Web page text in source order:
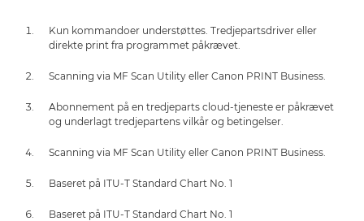
Kun kommandoer understøttes. Tredjepartsdriver eller
direkte print fra programmet påkrævet.
Scanning via MF Scan Utility eller Canon PRINT Business.
Abonnement på en tredjeparts cloud-tjeneste er påkrævet
og underlagt tredjepartens vilkår og betingelser.
Scanning via MF Scan Utility eller Canon PRINT Business.
Baseret på ITU-T Standard Chart No. 1
Baseret på ITU-T Standard Chart No. 1